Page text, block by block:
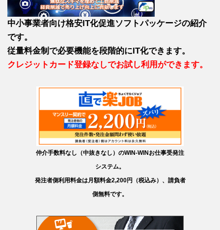
中小事業者向け格安IT化促進ソフトパッケージの紹介
です。
従量料金制で必要機能を段階的にIT化できます。
クレジットカード登録なしでお試し利用ができます。
仲介手数料なし（中抜きなし）のWIN-WINお仕事受発注
システム。
発注者側利用料金は月額料金2,200円（税込み）、請負者
側無料です。